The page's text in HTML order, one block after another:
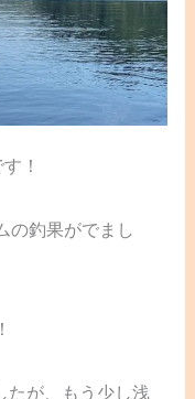
！
の釣果がでまし
たが、もう少し浅